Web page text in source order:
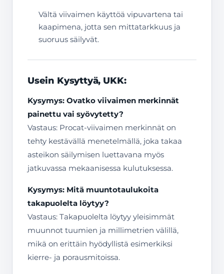
Vältä viivaimen käyttöä vipuvartena tai
kaapimena, jotta sen mittatarkkuus ja
suoruus säilyvät.
Usein Kysyttyä, UKK:
Kysymys: Ovatko viivaimen merkinnät
painettu vai syövytetty?
Vastaus: Procat-viivaimen merkinnät on
tehty kestävällä menetelmällä, joka takaa
asteikon säilymisen luettavana myös
jatkuvassa mekaanisessa kulutuksessa.
Kysymys: Mitä muuntotaulukoita
takapuolelta löytyy?
Vastaus: Takapuolelta löytyy yleisimmät
muunnot tuumien ja millimetrien välillä,
mikä on erittäin hyödyllistä esimerkiksi
kierre- ja porausmitoissa.